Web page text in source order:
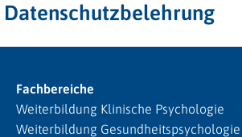
Datenschutzbelehrung
Fachbereiche
Weiterbildung Klinische Psychologie
Weiterbildung Gesundheitspsychologie